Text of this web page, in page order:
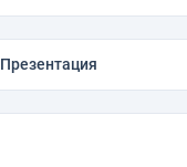
Презентация